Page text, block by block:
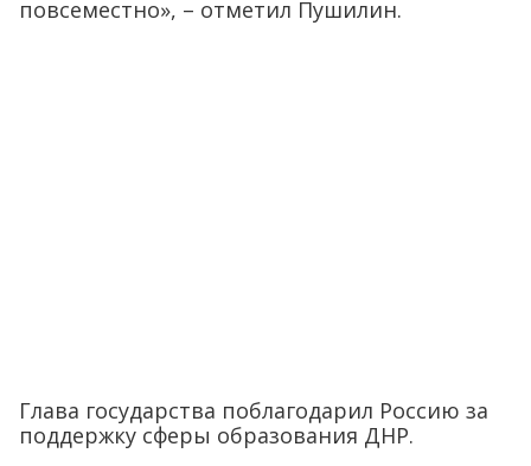
повсеместно», – отметил Пушилин.
Глава государства поблагодарил Россию за
поддержку сферы образования ДНР.